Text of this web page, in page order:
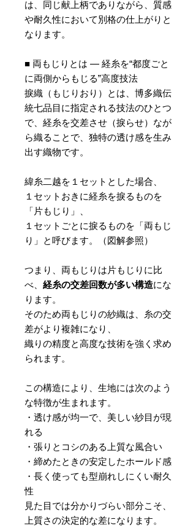
は、同じ献上柄でありながら、質感
や耐久性において別格の仕上がりと
なります。
■ 両もじりとは — 経糸を“都度ごと
に両側からもじる”高度技法
捩織（もじりおり）とは、博多織伝
統七品目に指定される技法のひとつ
で、経糸を交差させ（捩らせ）なが
ら織ることで、独特の透け感を生み
出す織物です。
緯糸二越を１セットとした場合、
１セットおきに経糸を捩るものを
「片もじり」、
１セットごとに捩るものを「両もじ
り」と呼びます。（図解参照）
つまり、両もじりは片もじりに比
べ、 経糸の交差回数が多い構造にな
ります。
そのため両もじりの紗織は、糸の交
差がより複雑になり、
織りの精度と高度な技術を強く求め
られます。
この構造により、生地には次のよう
な特徴が生まれます。
・透け感が均一で、美しい紗目が現
れる
・張りとコシのある上質な風合い
・締めたときの安定したホールド感
・長く使っても型崩れしにくい耐久
性
見た目では分かりづらい部分こそ、
上質さの決定的な差になります。